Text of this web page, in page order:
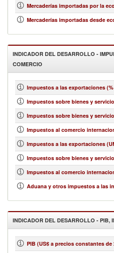
Mercaderías importadas por la
Mercaderías importadas desde
INDICADOR DEL DESARROLLO -
COMERCIO
Impuestos a las exportaciones
Impuestos sobre bienes y
Impuestos sobre bienes y
Impuestos al comercio
Impuestos a las exportaciones
Impuestos sobre bienes y
Impuestos al comercio
Aduana y otros impuestos a las
INDICADOR DEL DESARROLLO - PIB,
PIB (US$ a precios constantes de